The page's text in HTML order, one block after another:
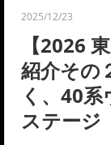
2025/12/23
【2026
紹介その
く、40
ステージ